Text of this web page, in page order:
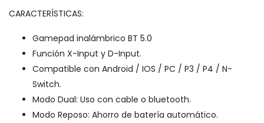
CARACTERÍSTICAS:
Gamepad inalámbrico BT 5.0
Función X-Input y D-Input.
Compatible con Android / IOS / PC / P3 / P4 / N-
Switch.
Modo Dual: Uso con cable o bluetooth.
Modo Reposo: Ahorro de batería automático.